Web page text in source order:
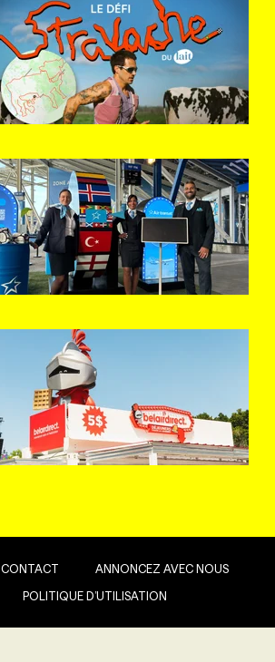
CONTACT ANNONCEZ AVEC NOUS
POLITIQUE D’UTILISATION